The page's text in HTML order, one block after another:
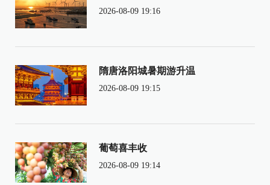
2026-08-09 19:16
隋唐洛阳城暑期游升温
2026-08-09 19:15
葡萄喜丰收
2026-08-09 19:14